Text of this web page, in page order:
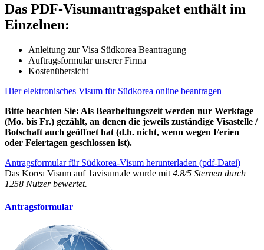
Das PDF-Visumantragspaket enthält im
Einzelnen:
Anleitung zur Visa Südkorea Beantragung
Auftragsformular unserer Firma
Kostenübersicht
Hier elektronisches Visum für Südkorea online beantragen
Bitte beachten Sie: Als Bearbeitungszeit werden nur Werktage
(Mo. bis Fr.) gezählt, an denen die jeweils zuständige Visastelle /
Botschaft auch geöffnet hat (d.h. nicht, wenn wegen Ferien
oder Feiertagen geschlossen ist).
Antragsformular für Südkorea-Visum herunterladen (pdf-Datei)
Das Korea Visum auf 1avisum.de wurde mit 4.8/5 Sternen durch
1258 Nutzer bewertet.
Antragsformular